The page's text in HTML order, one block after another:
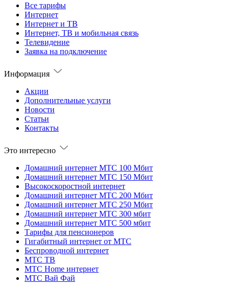
Все тарифы
Интернет
Интернет и ТВ
Интернет, ТВ и мобильная связь
Телевидение
Заявка на подключение
Информация
Акции
Дополнительные услуги
Новости
Статьи
Контакты
Это интересно
Домашний интернет МТС 100 Мбит
Домашний интернет МТС 150 Мбит
Высокоскоростной интернет
Домашний интернет МТС 200 Мбит
Домашний интернет МТС 250 Мбит
Домашний интернет МТС 300 мбит
Домашний интернет МТС 500 мбит
Тарифы для пенсионеров
Гигабитный интернет от МТС
Беспроводной интернет
МТС ТВ
МТС Home интернет
МТС Вай Фай